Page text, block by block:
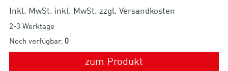
Inkl. MwSt. inkl. MwSt. zzgl. Versandkosten
2-3 Werktage
Noch verfügbar: 0
zum Produkt